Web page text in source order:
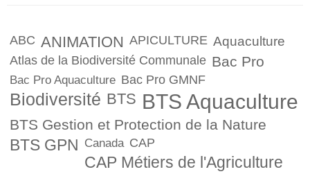
ABC ANIMATION APICULTURE Aquaculture
Atlas de la Biodiversité Communale Bac Pro
Bac Pro Aquaculture Bac Pro GMNF
Biodiversité BTS BTS Aquaculture
BTS Gestion et Protection de la Nature
BTS GPN Canada CAP
CAP Métiers de l'Agriculture